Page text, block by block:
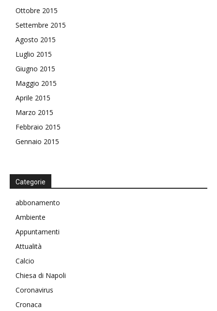
Ottobre 2015
Settembre 2015
Agosto 2015
Luglio 2015
Giugno 2015
Maggio 2015
Aprile 2015
Marzo 2015
Febbraio 2015
Gennaio 2015
Categorie
abbonamento
Ambiente
Appuntamenti
Attualità
Calcio
Chiesa di Napoli
Coronavirus
Cronaca